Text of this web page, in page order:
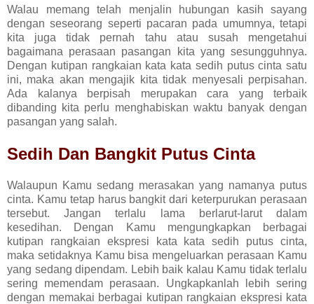
Walau memang telah menjalin hubungan kasih sayang
dengan seseorang seperti pacaran pada umumnya, tetapi
kita juga tidak pernah tahu atau susah mengetahui
bagaimana perasaan pasangan kita yang sesungguhnya.
Dengan kutipan rangkaian kata kata sedih putus cinta satu
ini, maka akan mengajik kita tidak menyesali perpisahan.
Ada kalanya berpisah merupakan cara yang terbaik
dibanding kita perlu menghabiskan waktu banyak dengan
pasangan yang salah.
Sedih Dan Bangkit Putus Cinta
Walaupun Kamu sedang merasakan yang namanya putus
cinta. Kamu tetap harus bangkit dari keterpurukan perasaan
tersebut. Jangan terlalu lama berlarut-larut dalam
kesedihan. Dengan Kamu mengungkapkan berbagai
kutipan rangkaian ekspresi kata kata sedih putus cinta,
maka setidaknya Kamu bisa mengeluarkan perasaan Kamu
yang sedang dipendam. Lebih baik kalau Kamu tidak terlalu
sering memendam perasaan. Ungkapkanlah lebih sering
dengan memakai berbagai kutipan rangkaian ekspresi kata